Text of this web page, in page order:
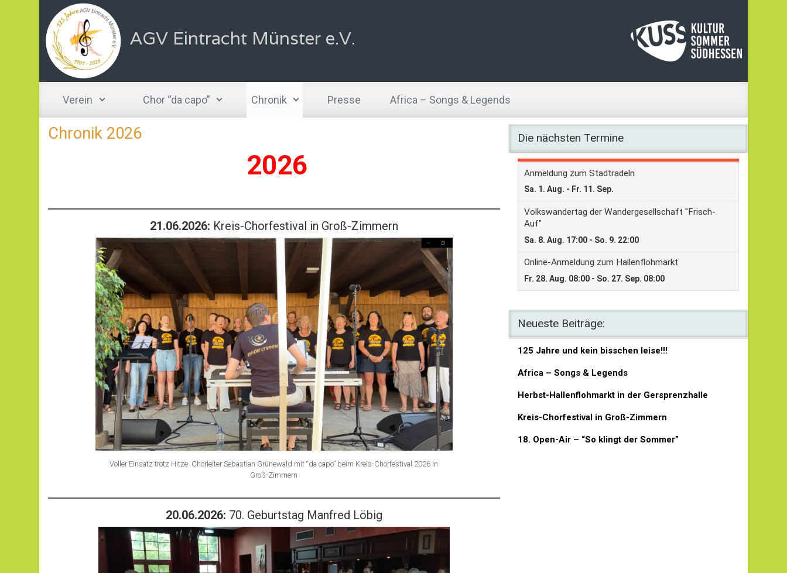
Zum Hauptinhalt springen
AGV Eintracht Münster e.V.
Verein Chor “da capo” Chronik Presse Africa – Songs & Legends
Chronik 2026
2026
21.06.2026: Kreis-Chorfestival in Groß-Zimmern
Voller Einsatz trotz Hitze: Chorleiter Sebastian Grünewald mit “da capo” beim Kreis-Chorfestival 2026 in
Groß-Zimmern
20.06.2026: 70. Geburtstag Manfred Löbig
Die nächsten Termine
Neueste Beiträge:
125 Jahre und kein bisschen leise!!!
Africa – Songs & Legends
Herbst-Hallenflohmarkt in der Gersprenzhalle
Kreis-Chorfestival in Groß-Zimmern
18. Open-Air – “So klingt der Sommer”